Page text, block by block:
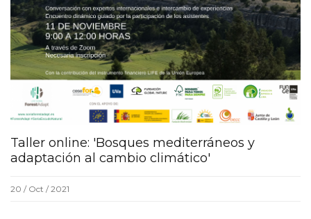
Taller online: 'Bosques mediterráneos y
adaptación al cambio climático'
20 / Oct / 2021